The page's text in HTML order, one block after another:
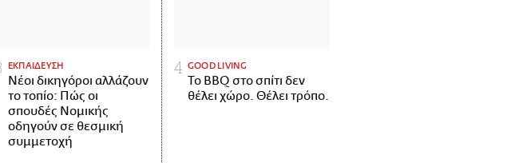
ΕΚΠΑΙΔΕΥΣΗ
Νέοι δικηγόροι αλλάζουν
το τοπίο: Πώς οι
σπουδές Νομικής
οδηγούν σε θεσμική
συμμετοχή
GOOD LIVING
Το BBQ στο σπίτι δεν
θέλει χώρο. Θέλει τρόπο.